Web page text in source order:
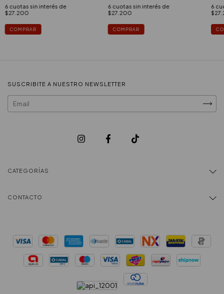
6 cuotas sin interés de
$27.200
COMPRAR
6 cuotas sin interés de
$27.200
COMPRAR
6
SUSCRIBITE A NUESTRO NEWSLETTER
CATEGORÍAS
CONTACTO